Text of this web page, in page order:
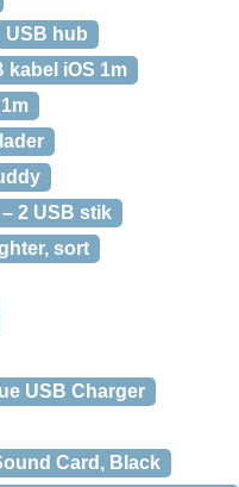
USB hub
kabel iOS 1m
2 USB stik
sort
USB Charger
Card, Black